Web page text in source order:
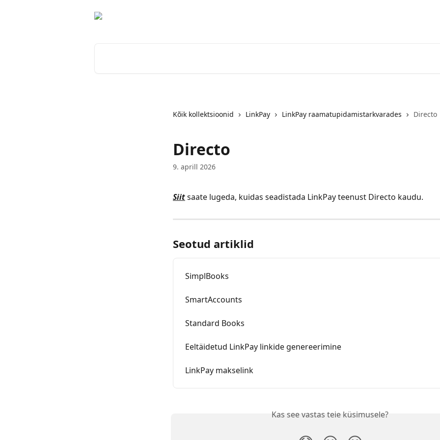
Kõik kollektsioonid LinkPay LinkPay raamatupidamistarkvarades Directo
Directo
9. aprill 2026
Siit saate lugeda, kuidas seadistada LinkPay teenust Directo kaudu.
Seotud artiklid
SimplBooks
SmartAccounts
Standard Books
Eeltäidetud LinkPay linkide genereerimine
LinkPay makselink
Kas see vastas teie küsimusele?